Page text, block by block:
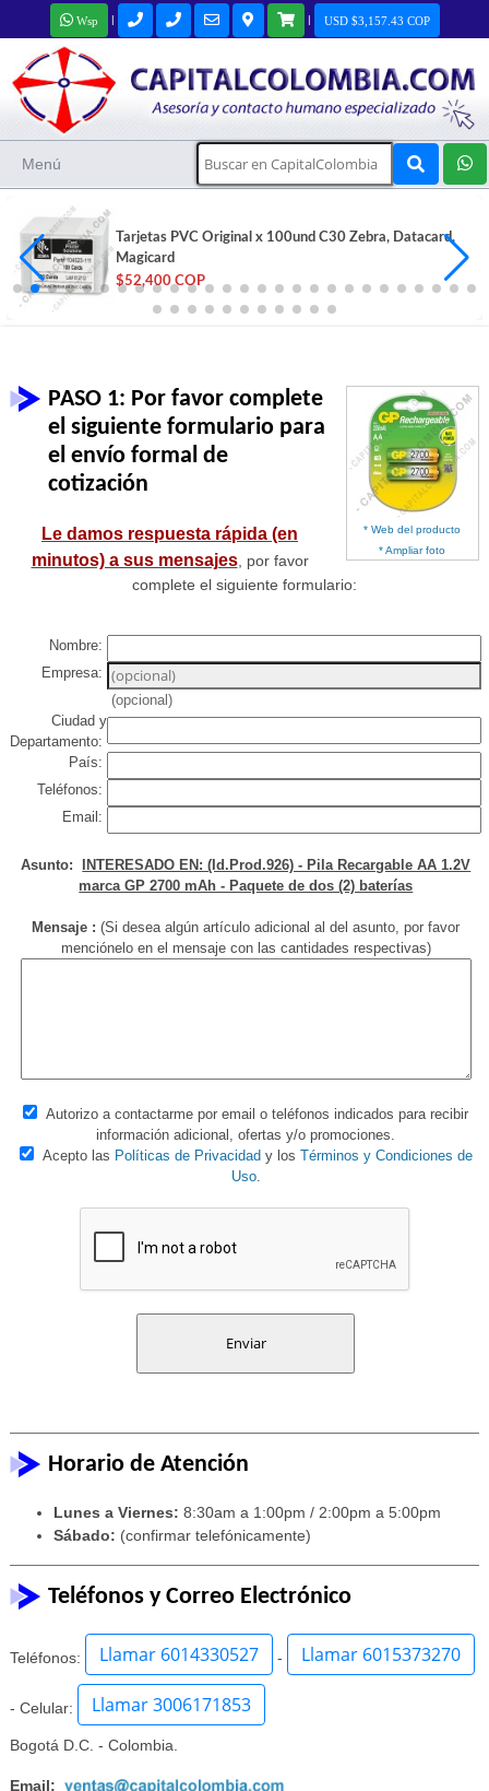
Wsp | | USD $3,157.43 COP
Menú
Tarjetas PVC Original x 100und C30 Zebra, Datacard,
Magicard
$52,400 COP
* Web del producto
* Ampliar foto
PASO 1: Por favor complete
el siguiente formulario para
el envío formal de
cotización
Le damos respuesta rápida (en
minutos) a sus mensajes, por favor
complete el siguiente formulario:
Nombre:
Empresa:
(opcional)
Ciudad y
Departamento:
País:
Teléfonos:
Email:
Asunto:
INTERESADO EN: (Id.Prod.926) - Pila Recargable AA 1.2V
marca GP 2700 mAh - Paquete de dos (2) baterías
Mensaje : (Si desea algún artículo adicional al del asunto, por favor
menciónelo en el mensaje con las cantidades respectivas)
Autorizo a contactarme por email o teléfonos indicados para recibir
información adicional, ofertas y/o promociones.
Acepto las Políticas de Privacidad y los Términos y Condiciones de
Uso.
Horario de Atención
Lunes a Viernes: 8:30am a 1:00pm / 2:00pm a 5:00pm
Sábado: (confirmar telefónicamente)
Teléfonos y Correo Electrónico
Teléfonos: Llamar 6014330527 - Llamar 6015373270
- Celular: Llamar 3006171853
Bogotá D.C. - Colombia.
Email: